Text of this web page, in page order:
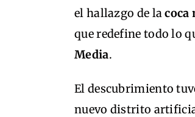
el hallazgo de lacoca
que redefine todo lo
Media.
El descubrimiento
nuevo distrito